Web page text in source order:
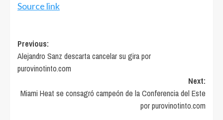
Source link
Post
navigation
Previous:
Alejandro Sanz descarta cancelar su gira por
purovinotinto.com
Next:
Miami Heat se consagró campeón de la Conferencia del Este
por purovinotinto.com